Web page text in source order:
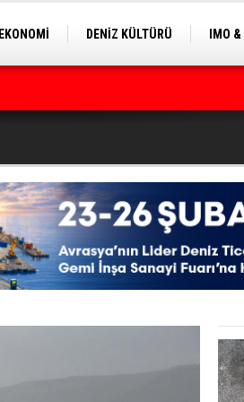
EKONOMİ DENİZ KÜLTÜRÜ
IMO